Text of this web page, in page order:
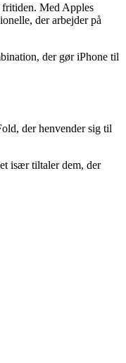
fritiden. Med Apples
der arbejder på
der gør iPhone til
der henvender sig til
især tiltaler dem, der